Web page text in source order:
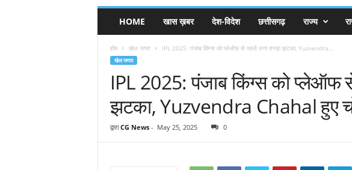
C
HOME खास ख़बर देश-विदेश छत्तीसगढ़ राज्य
होम खेल जगत IPL 2025: पंजाब किंग्‍स को प्‍लेऑफ से पहले लगा तगड़ा झटका, Yuzvendra...
खेल जगत
IPL 2025: पंजाब किंग्‍स को प्‍लेऑफ
झटका, Yuzvendra Chahal हुए
द्वारा CG News- May 25, 2025 0